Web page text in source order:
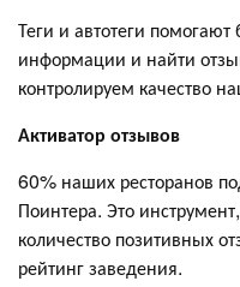
Теги и автотеги помогают
информации и найти
контролируем качество
Активатор отзывов
60% наших ресторанов
Поинтера. Это
количество позитивных
рейтинг заведения.